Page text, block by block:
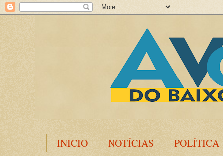
INICIO NOTÍCIAS POLÍTICA